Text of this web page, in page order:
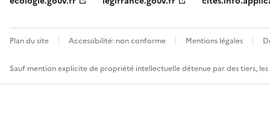
Plan du site Accessibilité: non conforme Mentions légales
Sauf mention explicite de propriété intellectuelle détenue par des tiers,